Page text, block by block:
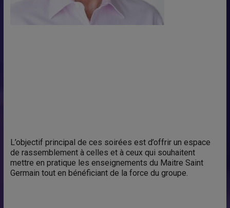
L’objectif principal de ces soirées est d’offrir un espace
de rassemblement à celles et à ceux qui souhaitent
mettre en pratique les enseignements du Maitre Saint
Germain tout en bénéficiant de la force du groupe.